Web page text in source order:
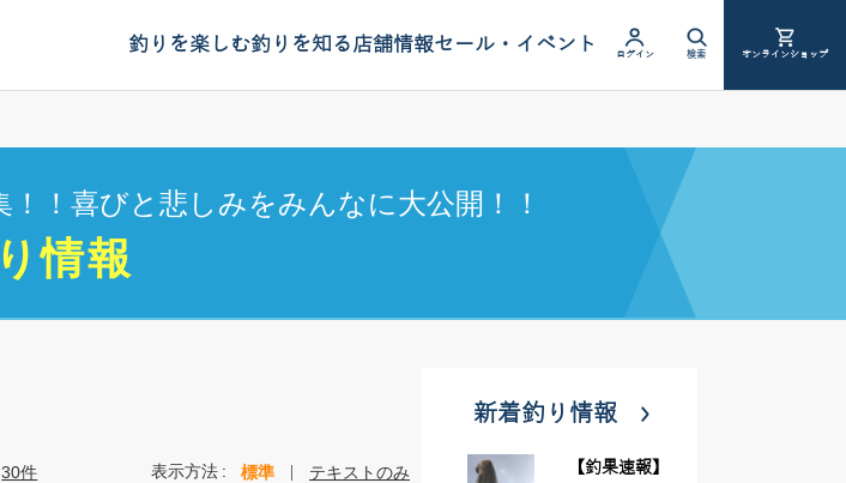
釣りを楽しむ釣りを知る店舗情報セール・イベント ログイン 検索 オンラインショップ
！喜びと悲しみをみんなに大公開！！
情報
30件 表示方法 標準 テキストのみ
新着釣り情報
【釣果速報】